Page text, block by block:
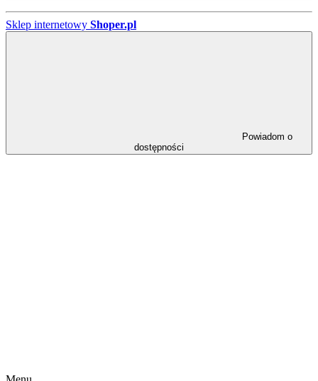
Sklep internetowy Shoper.pl
dostępności